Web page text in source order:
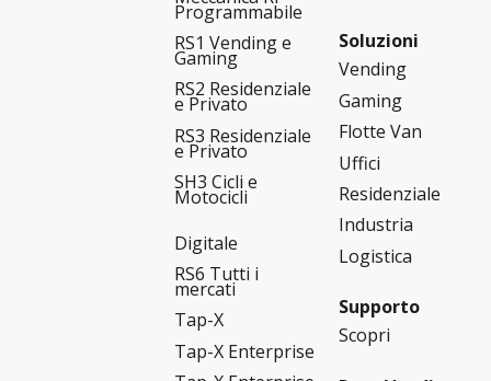
Programmabile
RS1 Vending e
Gaming
RS2 Residenziale
e Privato
RS3 Residenziale
e Privato
SH3 Cicli e
Motocicli
Digitale
RS6 Tutti i
mercati
Tap-X
Tap-X Enterprise
Soluzioni
Vending
Gaming
Flotte Van
Uffici
Residenziale
Industria
Logistica
Supporto
Scopri